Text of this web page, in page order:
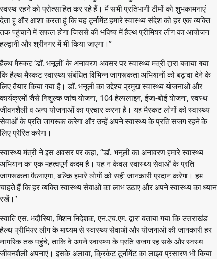
स्वस्थ रहने को प्रोत्साहित कर रहे हैं। मैं सभी प्रतिभागी टीमों को शुभकामनाएं
देता हूं और आशा करता हूं कि यह टूर्नामेंट हमारे स्वास्थ्य संदेश को हर एक व्यक्ति
तक पहुंचाने में सफल होगा जिससे की भविष्य में हैल्थ प्रीमियर लीग का आयोजन
हल्द्वानी और श्रीनगर में भी किया जाएगा।”
हैल्थ मैस्कट ‘डॉ. भनूली’ के अनावरण अवसर पर स्वास्थ्य मंत्री द्वारा बताया गया
कि हैल्थ मैस्कट स्वास्थ्य संबंधित विभिन्न जागरूकता अभियानों को बढ़ावा देने के
लिए तैयार किया गया है। डॉ. भनूली का उद्देश्य प्रमुख स्वास्थ्य योजनाओं और
कार्यक्रमों जैसे निशुल्क जांच योजना, 104 हेल्पलाइन, ईजा-बोई योजना, स्वस्थ
जीवनशैली व अन्य योजनाओं का प्रचार करना है। यह मैस्कट लोगों को स्वास्थ्य
सेवाओं के प्रति जागरूक करेगा और उन्हें अपने स्वास्थ्य के प्रति सजग रहने के
लिए प्रेरित करेगा।
स्वास्थ्य मंत्री ने इस अवसर पर कहा, “डॉ. भनूली का अनावरण हमारे स्वास्थ्य
अभियान का एक महत्वपूर्ण कदम है। यह न केवल स्वास्थ्य सेवाओं के प्रति
जागरूकता फैलाएगा, बल्कि हमारे लोगों को सही जानकारी प्रदान करेगा। हम
चाहते हैं कि हर व्यक्ति स्वास्थ्य सेवाओं का लाभ उठाए और अपने स्वास्थ्य का ध्यान
रखें।”
स्वाति एस. भदौरिया, मिशन निदेशक, एन.एच.एम. द्वारा बताया गया कि उत्तराखंड
हैल्थ प्रीमियर लीग के माध्यम से स्वास्थ्य सेवाओं और योजनाओं की जानकारी हर
नागरिक तक पहुंचे, ताकि वे अपने स्वास्थ्य के प्रति सजग रह सकें और स्वस्थ
जीवनशैली अपनाएं। इसके अलावा, क्रिकेट टूर्नामेंट का लाइव प्रसारण भी किया